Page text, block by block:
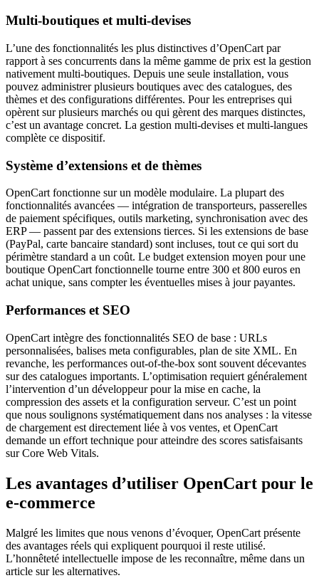
Multi-boutiques et multi-devises
L’une des fonctionnalités les plus distinctives d’OpenCart par
rapport à ses concurrents dans la même gamme de prix est la gestion
nativement multi-boutiques. Depuis une seule installation, vous
pouvez administrer plusieurs boutiques avec des catalogues, des
thèmes et des configurations différentes. Pour les entreprises qui
opèrent sur plusieurs marchés ou qui gèrent des marques distinctes,
c’est un avantage concret. La gestion multi-devises et multi-langues
complète ce dispositif.
Système d’extensions et de thèmes
OpenCart fonctionne sur un modèle modulaire. La plupart des
fonctionnalités avancées — intégration de transporteurs, passerelles
de paiement spécifiques, outils marketing, synchronisation avec des
ERP — passent par des extensions tierces. Si les extensions de base
(PayPal, carte bancaire standard) sont incluses, tout ce qui sort du
périmètre standard a un coût. Le budget extension moyen pour une
boutique OpenCart fonctionnelle tourne entre 300 et 800 euros en
achat unique, sans compter les éventuelles mises à jour payantes.
Performances et SEO
OpenCart intègre des fonctionnalités SEO de base : URLs
personnalisées, balises meta configurables, plan de site XML. En
revanche, les performances out-of-the-box sont souvent décevantes
sur des catalogues importants. L’optimisation requiert généralement
l’intervention d’un développeur pour la mise en cache, la
compression des assets et la configuration serveur. C’est un point
que nous soulignons systématiquement dans nos analyses : la vitesse
de chargement est directement liée à vos ventes, et OpenCart
demande un effort technique pour atteindre des scores satisfaisants
sur Core Web Vitals.
Les avantages d’utiliser OpenCart pour le
e-commerce
Malgré les limites que nous venons d’évoquer, OpenCart présente
des avantages réels qui expliquent pourquoi il reste utilisé.
L’honnêteté intellectuelle impose de les reconnaître, même dans un
article sur les alternatives.